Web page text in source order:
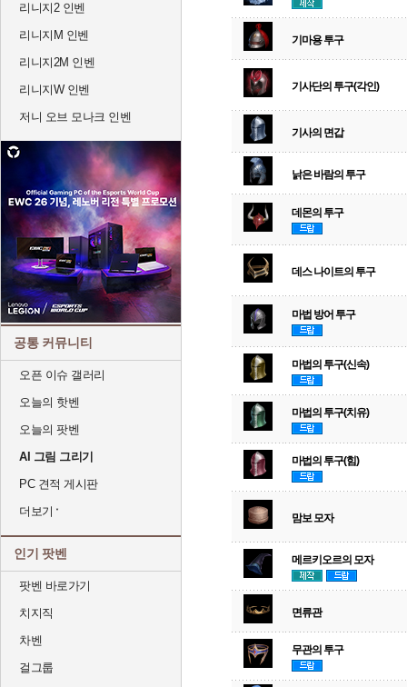
리니지2 인벤
리니지M 인벤
리니지2M 인벤
리니지W 인벤
저니 오브 모나크 인벤
공통 커뮤니티
오픈 이슈 갤러리
오늘의 핫벤
오늘의 팟벤
AI 그림 그리기
PC 견적 게시판
더보기
인기 팟벤
팟벤 바로가기
치지직
차벤
걸그룹
기마용 투구
기사단의 투구(각인)
기사의 면갑
낡은 바람의 투구
데몬의 투구
데스 나이트의 투구
마법 방어 투구
마법의 투구(신속)
마법의 투구(치유)
마법의 투구(힘)
맘보 모자
메르키오르의 모자
면류관
무관의 투구